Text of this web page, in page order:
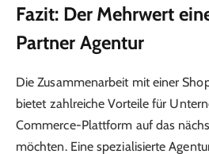
Fazit: Der Mehrwert
Partner Agentur
Die Zusammenarbeit mit einer
bietet zahlreiche Vorteile für
Commerce-Plattform auf das
möchten. Eine spezialisierte